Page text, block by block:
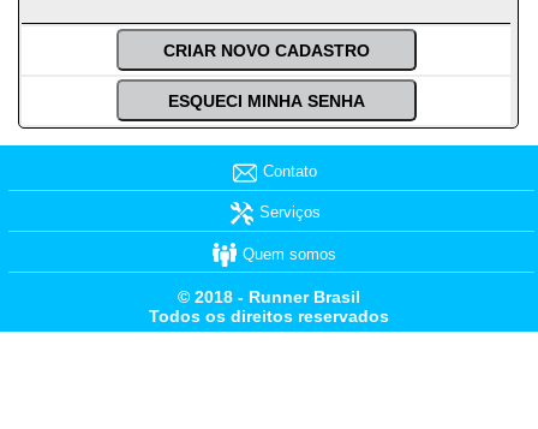
Contato
Serviços
Quem somos
© 2018 - Runner Brasil
Todos os direitos reservados